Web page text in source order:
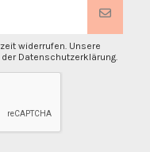
widerrufen. Unsere
Datenschutzerklärung.